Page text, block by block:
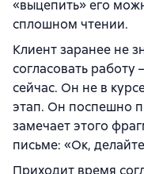
«выцепить» его
сплошном чтении.
Клиент заранее не
согласовать работу
сейчас. Он не в
этап. Он поспешно
замечает этого
письме: «Ок,
Приходит время